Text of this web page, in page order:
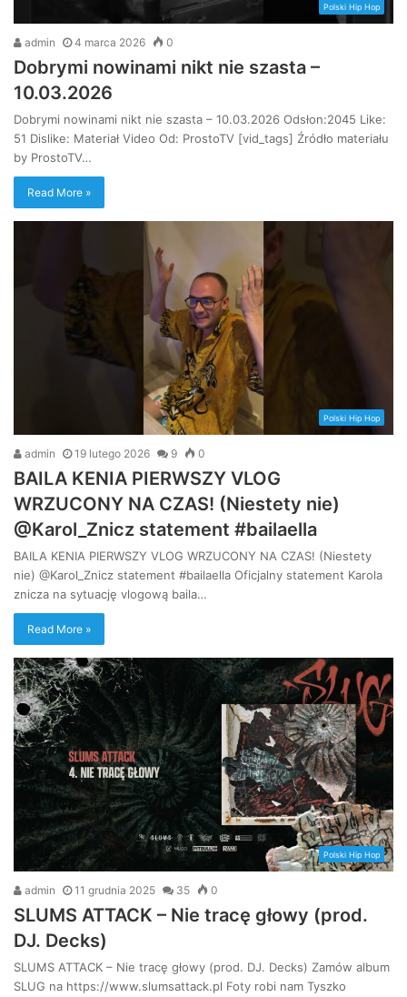
Polski Hip Hop
admin 4 marca 2026 0
Dobrymi nowinami nikt nie szasta –
10.03.2026
Dobrymi nowinami nikt nie szasta – 10.03.2026 Odsłon:2045 Like:
51 Dislike: Materiał Video Od: ProstoTV [vid_tags] Źródło materiału
by ProstoTV…
Read More »
Polski Hip Hop
admin 19 lutego 2026 9 0
BAILA KENIA PIERWSZY VLOG
WRZUCONY NA CZAS! (Niestety nie)
@Karol_Znicz statement #bailaella
BAILA KENIA PIERWSZY VLOG WRZUCONY NA CZAS! (Niestety
nie) @Karol_Znicz statement #bailaella Oficjalny statement Karola
znicza na sytuację vlogową baila…
Read More »
Polski Hip Hop
admin 11 grudnia 2025 35 0
SLUMS ATTACK – Nie tracę głowy (prod.
DJ. Decks)
SLUMS ATTACK – Nie tracę głowy (prod. DJ. Decks) Zamów album
SLUG na https://www.slumsattack.pl Foty robi nam Tyszko